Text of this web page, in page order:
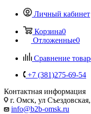
Личный кабинет
Корзина0
Отложенные0
Сравнение
+7 (381)275-69-54
Контактная информация
г. Омск, ул
info@b2b-omsk.ru